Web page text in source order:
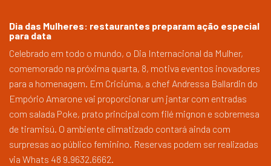
Dia das Mulheres: restaurantes preparam ação especial
para data
Celebrado em todo o mundo, o Dia Internacional da Mulher,
comemorado na próxima quarta, 8, motiva eventos inovadores
para a homenagem. Em Criciúma, a chef Andressa Ballardin do
Empório Amarone vai proporcionar um jantar com entradas
com salada Poke, prato principal com filé mignon e sobremesa
de tiramisú. O ambiente climatizado contará ainda com
surpresas ao público feminino. Reservas podem ser realizadas
via Whats 48 9.9632.6662.